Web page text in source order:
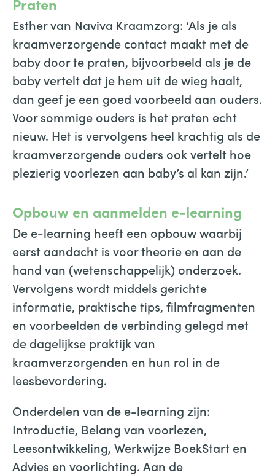
Esther van Naviva Kraamzorg: ‘Als je als
kraamverzorgende contact maakt met de
baby door te praten, bijvoorbeeld als je de
baby vertelt dat je hem uit de wieg haalt,
dan geef je een goed voorbeeld aan ouders.
Voor sommige ouders is het praten echt
nieuw. Het is vervolgens heel krachtig als de
kraamverzorgende ouders ook vertelt hoe
plezierig voorlezen aan baby’s al kan zijn.’
Opbouw en aanmelden e-learning
De e-learning heeft een opbouw waarbij
eerst aandacht is voor theorie en aan de
hand van (wetenschappelijk) onderzoek.
Vervolgens wordt middels gerichte
informatie, praktische tips, filmfragmenten
en voorbeelden de verbinding gelegd met
de dagelijkse praktijk van
kraamverzorgenden en hun rol in de
leesbevordering.
Onderdelen van de e-learning zijn:
Introductie, Belang van voorlezen,
Leesontwikkeling, Werkwijze BoekStart en
Advies en voorlichting. Aan de